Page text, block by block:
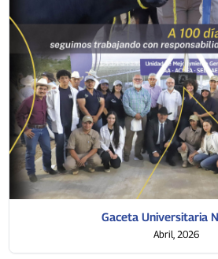
Gaceta Universitaria
Abril, 2026